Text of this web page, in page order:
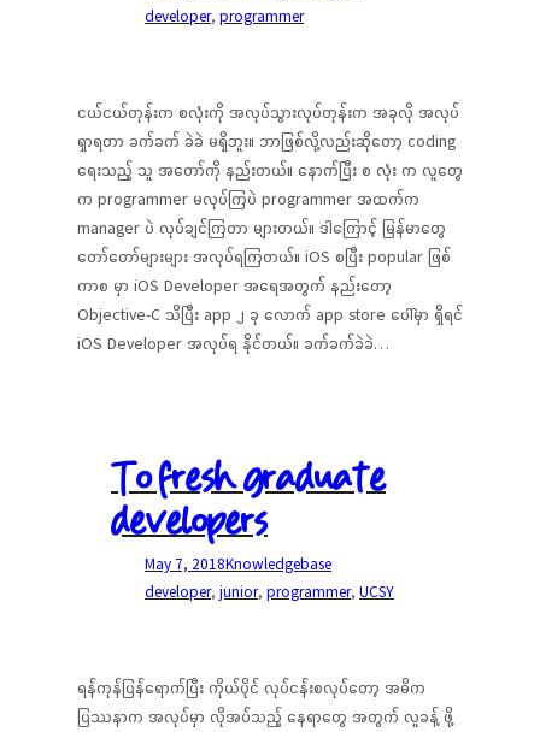
developer, programmer
ငယ်ငယ်တုန်းက စလုံးကို အလုပ်သွားလုပ်တုန်းက အခုလို အလုပ်
ရှာရတာ ခက်ခက် ခဲခဲ မရှိဘူး။ ဘာဖြစ်လို့လည်းဆိုတော့ coding
ရေးသည့် သူ အတော်ကို နည်းတယ်။​ နောက်ပြီး စ လုံး က လူတွေ
က programmer မလုပ်ကြပဲ programmer အထက်က
manager ပဲ လုပ်ချင်ကြတာ များတယ်။ ဒါကြောင့် မြန်မာတွေ
တော်တော်များများ အလုပ်ရကြတယ်။ iOS စပြီး popular ဖြစ်
ကာစ မှာ iOS Developer အရေအတွက် နည်းတော့
Objective-C သိပြီး app ၂ ခု လောက် app store ပေါ်မှာ ရှိရင်
iOS Developer အလုပ်ရ နိုင်တယ်။ ခက်ခက်ခဲခဲ…
To fresh graduate
developers
May 7, 2018Knowledgebase
developer, junior, programmer, UCSY
ရန်ကုန်ပြန်ရောက်ပြီး ကိုယ်ပိုင် လုပ်ငန်းစလုပ်တော့ အဓိက
ပြဿနာက အလုပ်မှာ လိုအပ်သည့် နေရာတွေ အတွက် လူခန့် ဖို့